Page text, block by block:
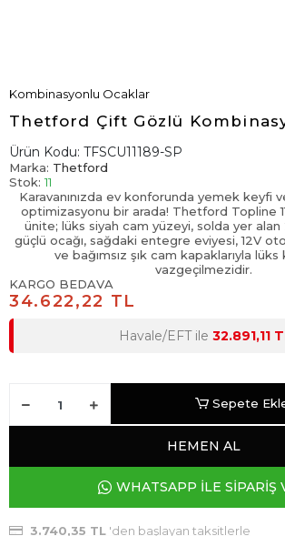
Kombinasyonlu Ocaklar
Thetford Çift Gözlü
Ürün Kodu: TFSCU11189-SP
Marka: Thetford
Stok: 11
Karavanınızda ev konforunda yemek keyfi
optimizasyonu bir arada! Thetford Topline
ünite; lüks siyah cam yüzeyi, solda yer alan
güçlü ocağı, sağdaki entegre eviyesi, 12V
ve bağımsız şık cam kapaklarıyla lüks
vazgeçilmezidir.
KARGO BEDAVA
34.622,22 TL
Havale/EFT ile 32.891,11
Sepete
HEMEN AL
WHATSAPP İLE SİPARİŞ
3.740,35 TL'den başlayan taksitlerle